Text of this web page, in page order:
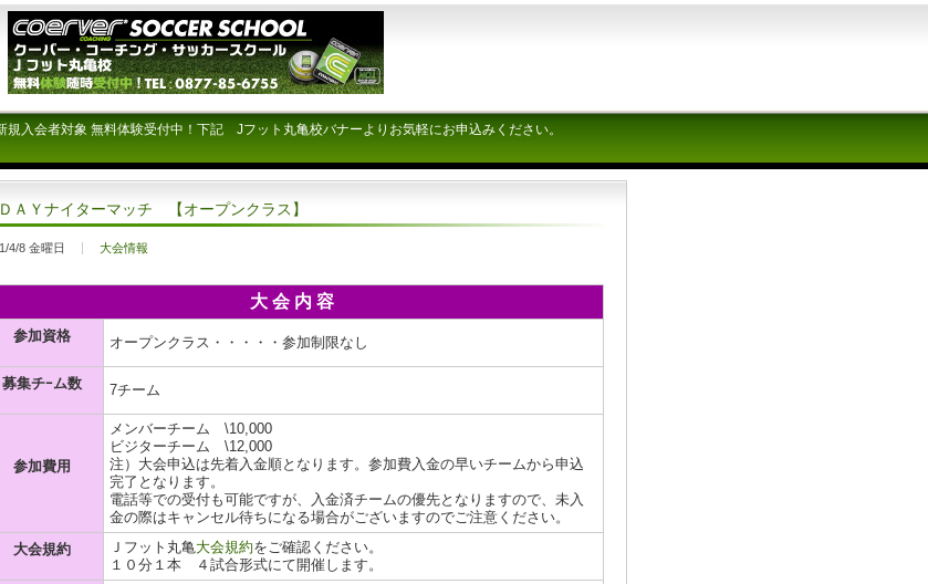
規入会者対象 無料体験受付中！下記 Jフット丸亀校バナーよりお気軽にお申込みください。
ＡＹナイターマッチ 【オープンクラス】
4/8 金曜日 大会情報
大 会 内 容
参加資格 オープンクラス・・・・・参加制限なし
募集チｰム数 7チーム
参加費用
メンバーチーム \10,000
ビジターチーム \12,000
注）大会申込は先着入金順となります。参加費入金の早いチームから申込
完了となります。
電話等での受付も可能ですが、入金済チームの優先となりますので、未入
金の際はキャンセル待ちになる場合がございますのでご注意ください。
大会規約
Ｊフット丸亀 大会規約をご確認ください。
１０分１本 ４試合形式にて開催します。